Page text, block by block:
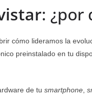
: ¿por
cómo lideramos la
preinstalado en tu
de tu smartphone